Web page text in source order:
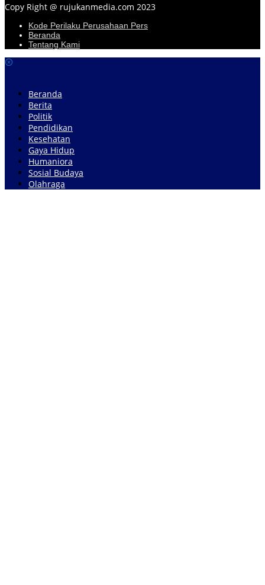
Copy Right @ rujukanmedia.com 2023
Kode Perilaku Perusahaan Pers
Beranda
Tentang Kami
Beranda
Berita
Politik
Pendidikan
Kesehatan
Gaya Hidup
Humaniora
Sosial Budaya
Olahraga